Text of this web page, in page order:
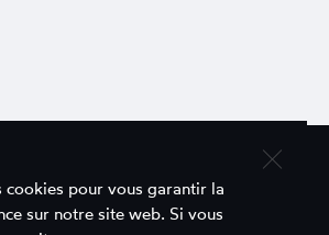
cookies pour vous garantir la
sur notre site web. Si vous